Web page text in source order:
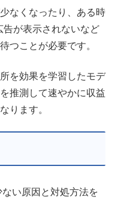
なくなったり、ある時
が表示されないなど
つことが必要です。
を効果を学習したモデ
推測して速やかに収益
ります。
い原因と対処方法を